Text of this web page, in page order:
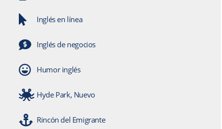
Inglés en línea
Inglés de negocios
Humor inglés
Hyde Park, Nuevo
Rincón del Emigrante